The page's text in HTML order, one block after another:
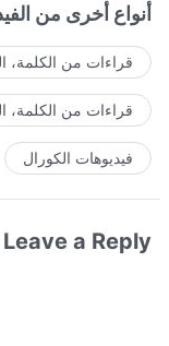
أنواع أخرى من
قراءات من الكلمة، المجلد 1: ظهور
قراءات من الكلمة، المجلد 7: حول
فيديوهات الكورال
Leave a Reply